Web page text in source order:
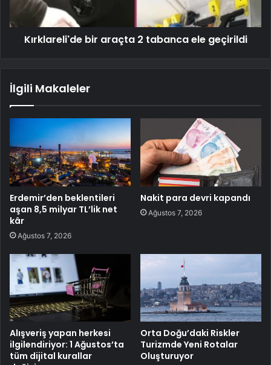
Kırklareli'de bir araçta 2 tabanca ele geçirildi
İlgili Makaleler
Erdemir’den beklentileri
aşan 8,5 milyar TL’lik net
kâr
Ağustos 7, 2026
Nakit para devri kapandı
Ağustos 7, 2026
Alışveriş yapan herkesi
ilgilendiriyor: 1 Ağustos’ta
tüm dijital kurallar
Orta Doğu’daki Riskler
Turizmde Yeni Rotalar
Oluşturuyor